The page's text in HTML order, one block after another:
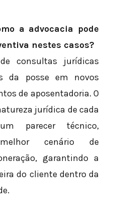
a advocacia pode
nestes casos?
consultas jurídicas
da posse em novos
de aposentadoria. O
jurídica de cada
parecer técnico,
cenário de
garantindo a
do cliente dentro da